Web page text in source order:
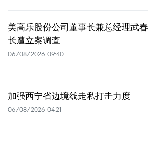
美高乐股份公司董事长兼总经理武春
长遭立案调查
06/08/2026 09:40
加强西宁省边境线走私打击力度
06/08/2026 04:21